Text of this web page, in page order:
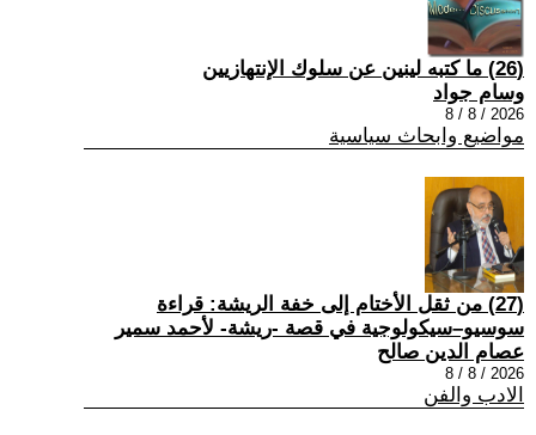
(26) ما كتبه لينين عن سلوك الإنتهازيين
وسام جواد
2026 / 8 / 8
مواضيع وابحاث سياسية
(27) من ثقل الأختام إلى خفة الريشة: قراءة
سوسيو–سيكولوجية في قصة -ريشة- لأحمد سمير
عصام الدين صالح
2026 / 8 / 8
الادب والفن